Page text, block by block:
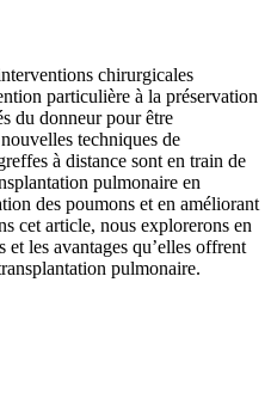
chirurgicales
particulière à la préservation
du donneur pour être
techniques de
à distance sont en train de
pulmonaire en
des poumons et en améliorant
cet article, nous explorerons en
et les avantages qu’elles offrent
pulmonaire.